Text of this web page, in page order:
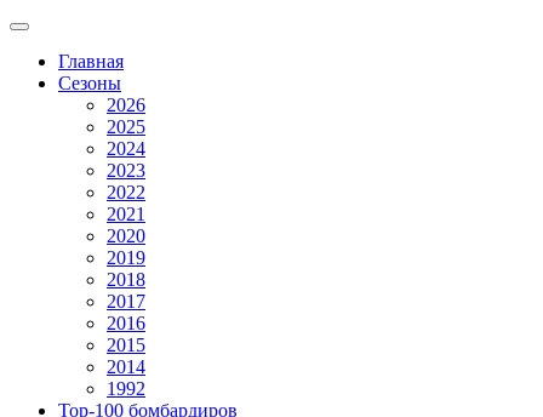
Главная
Сезоны
2026
2025
2024
2023
2022
2021
2020
2019
2018
2017
2016
2015
2014
1992
Top-100 бомбардиров